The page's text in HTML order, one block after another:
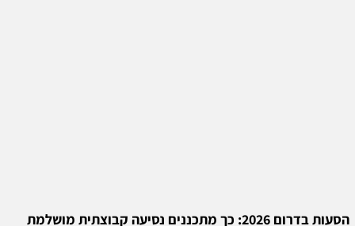
הסעות בדרום 2026: כך מתכננים נסיעה קבוצתית מושלמת